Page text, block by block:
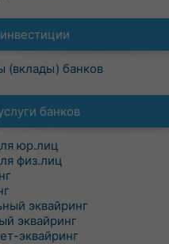
(вклады) банков
банков
юр.лиц
физ.лиц
эквайринг
эквайринг
эквайринг